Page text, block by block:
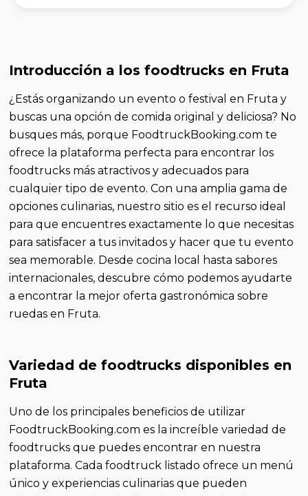
Introducción a los foodtrucks en Fruta
¿Estás organizando un evento o festival en Fruta y
buscas una opción de comida original y deliciosa? No
busques más, porque FoodtruckBooking.com te
ofrece la plataforma perfecta para encontrar los
foodtrucks más atractivos y adecuados para
cualquier tipo de evento. Con una amplia gama de
opciones culinarias, nuestro sitio es el recurso ideal
para que encuentres exactamente lo que necesitas
para satisfacer a tus invitados y hacer que tu evento
sea memorable. Desde cocina local hasta sabores
internacionales, descubre cómo podemos ayudarte
a encontrar la mejor oferta gastronómica sobre
ruedas en Fruta.
Variedad de foodtrucks disponibles en
Fruta
Uno de los principales beneficios de utilizar
FoodtruckBooking.com es la increíble variedad de
foodtrucks que puedes encontrar en nuestra
plataforma. Cada foodtruck listado ofrece un menú
único y experiencias culinarias que pueden